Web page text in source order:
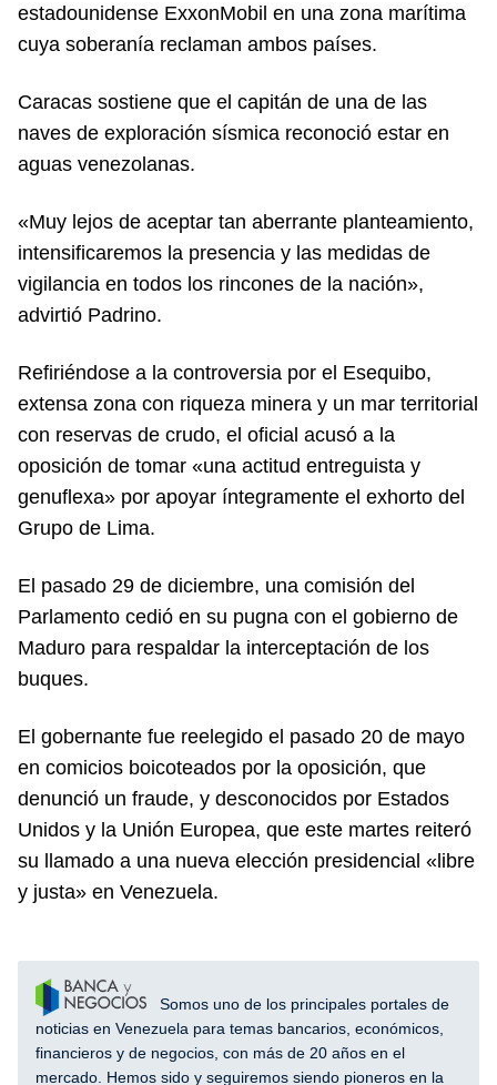
estadounidense ExxonMobil en una zona marítima
cuya soberanía reclaman ambos países.
Caracas sostiene que el capitán de una de las
naves de exploración sísmica reconoció estar en
aguas venezolanas.
«Muy lejos de aceptar tan aberrante planteamiento,
intensificaremos la presencia y las medidas de
vigilancia en todos los rincones de la nación»,
advirtió Padrino.
Refiriéndose a la controversia por el Esequibo,
extensa zona con riqueza minera y un mar territorial
con reservas de crudo, el oficial acusó a la
oposición de tomar «una actitud entreguista y
genuflexa» por apoyar íntegramente el exhorto del
Grupo de Lima.
El pasado 29 de diciembre, una comisión del
Parlamento cedió en su pugna con el gobierno de
Maduro para respaldar la interceptación de los
buques.
El gobernante fue reelegido el pasado 20 de mayo
en comicios boicoteados por la oposición, que
denunció un fraude, y desconocidos por Estados
Unidos y la Unión Europea, que este martes reiteró
su llamado a una nueva elección presidencial «libre
y justa» en Venezuela.
Somos uno de los principales portales de
noticias en Venezuela para temas bancarios, económicos,
financieros y de negocios, con más de 20 años en el
mercado. Hemos sido y seguiremos siendo pioneros en la